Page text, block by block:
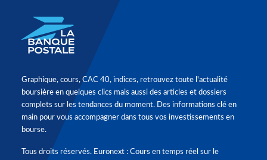
Graphique, cours, CAC 40, indices, retrouvez toute l'actualité
boursière en quelques clics mais aussi des articles et dossiers
complets sur les tendances du moment. Des informations clé en
main pour vous accompagner dans tous vos investissements en
bourse.
Tous droits réservés. Euronext : Cours en temps réel sur le